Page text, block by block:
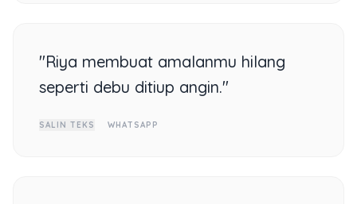
"Riya membuat amalanmu hilang
seperti debu ditiup angin."
SALIN TEKS WHATSAPP